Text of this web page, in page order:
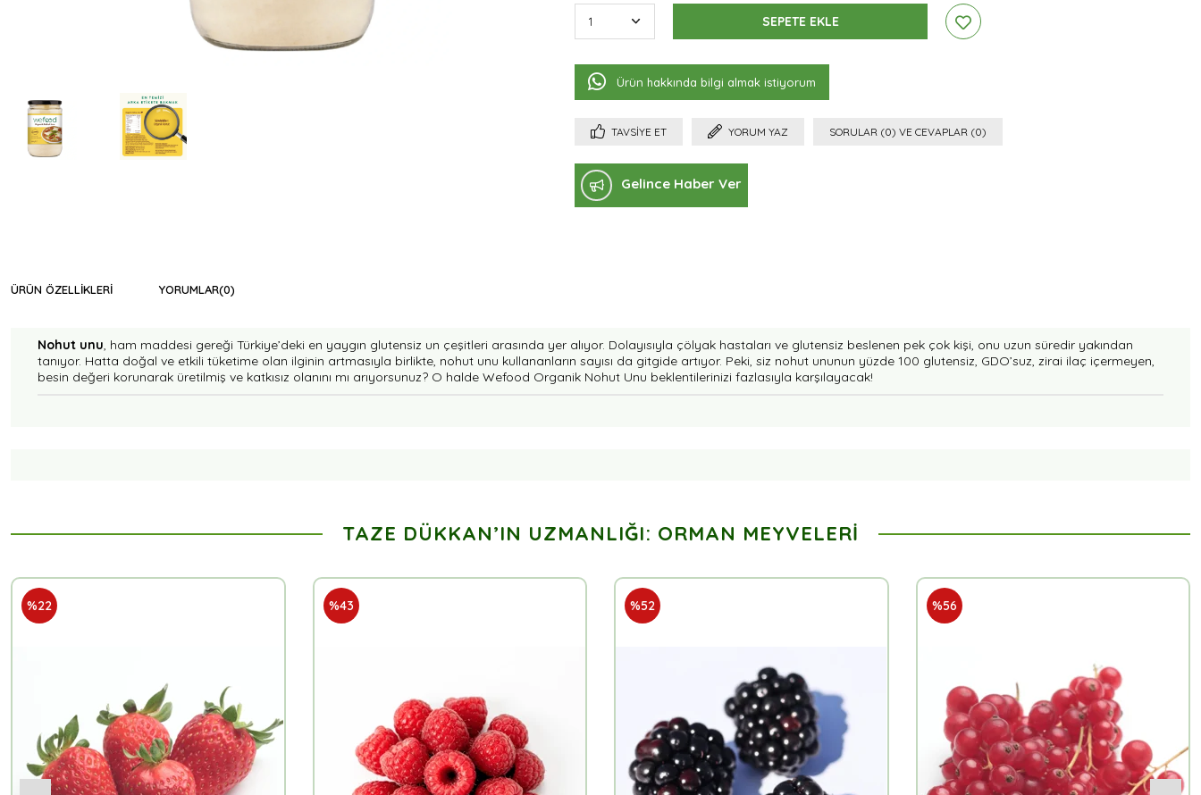
Ürün hakkında bilgi almak istiyorum
TAVSIYE ET YORUM YAZ SORULAR (0) VE CEVAPLAR (0)
Gelince Haber Ver
ÜRÜN ÖZELLIKLERI YORUMLAR(0)
Nohut unu, ham maddesi gereği Türkiye’deki en yaygın glutensiz un çeşitleri arasında yer alıyor. Dolayısıyla çölyak hastaları ve glutensiz beslenen pek çok kişi, onu uzun süredir yakından
tanıyor. Hatta doğal ve etkili tüketime olan ilginin artmasıyla birlikte, nohut unu kullananların sayısı da gitgide artıyor. Peki, siz nohut ununun yüzde 100 glutensiz, GDO’suz, zirai ilaç içermeyen,
besin değeri korunarak üretilmiş ve katkısız olanını mı arıyorsunuz? O halde Wefood Organik Nohut Unu beklentilerinizi fazlasıyla karşılayacak!
TAZE DÜKKAN’IN UZMANLIĞI: ORMAN MEYVELERI
%22 %43 %52 %56